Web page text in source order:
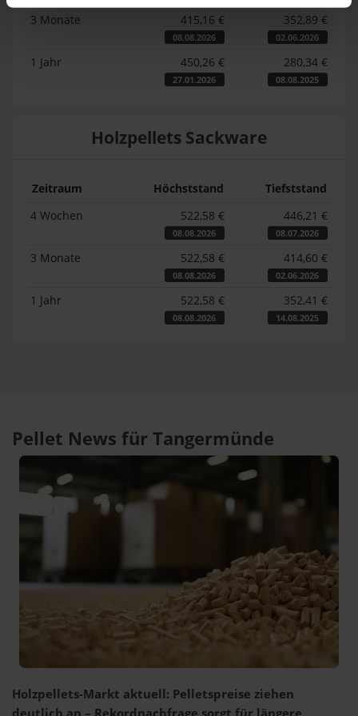
3 Monate 415,16 €
08.08.2026
352,89 €
02.06.2026
1 Jahr 450,26 €
27.01.2026
280,34 €
08.08.2025
Holzpellets Sackware
Zeitraum Höchststand
Tiefststand
4 Wochen
522,58 €
08.08.2026
446,21 €
08.07.2026
3 Monate 522,58 €
08.08.2026
414,60 €
02.06.2026
1 Jahr 522,58 €
08.08.2026
352,41 €
14.08.2025
Pellet News für Tangermünde
Holzpellets-Markt aktuell: Pelletspreise ziehen